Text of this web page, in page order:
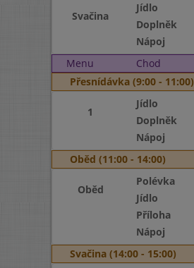
Svačina
Jídlo
Doplněk
Nápoj
Menu
Chod
Přesnídávka (9:00 - 11:00)
1
Jídlo
Doplněk
Nápoj
Oběd (11:00 - 14:00)
Oběd
Polévka
Jídlo
Příloha
Nápoj
Svačina (14:00 - 15:00)